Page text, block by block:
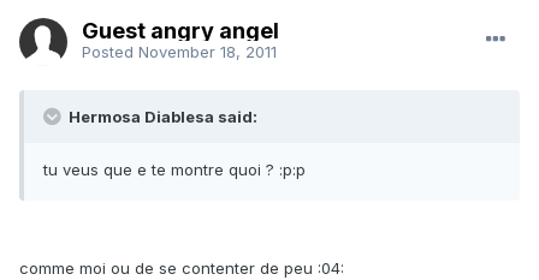
Guest angry angel
Posted November 18, 2011
Hermosa Diablesa said:
tu veus que e te montre quoi ? :p:p
comme moi ou de se contenter de peu :04: